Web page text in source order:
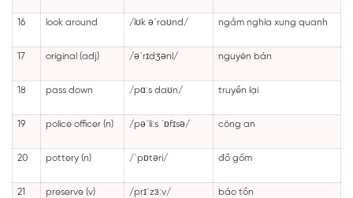
16 look around /lʊk əˈraʊnd/ ngắm nghía xung quanh
17 original (adj) /əˈrɪdʒənl/ nguyên bản
18 pass down /pɑːs daʊn/ truyền lại
19 police officer (n) /pəˈliːs ˈɒfɪsə/ công an
20 pottery (n) /ˈpɒtəri/ đồ gốm
21 preserve (v) /prɪˈzɜːv/ bảo tồn